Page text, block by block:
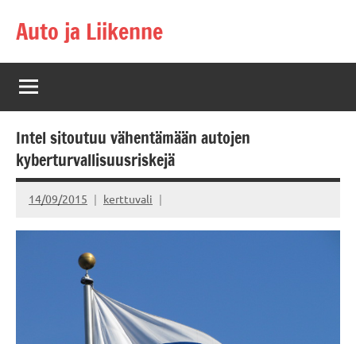
Auto ja Liikenne
Intel sitoutuu vähentämään autojen
kyberturvallisuusriskejä
14/09/2015 kerttuvali